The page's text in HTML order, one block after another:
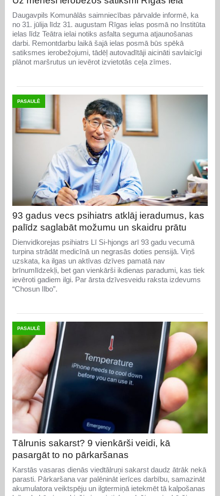
Daugavpils Komunālās saimniecības pārvalde informē, ka
no 31. jūlija līdz 31. augustam Rīgas ielas posmā no Institūta
ielas līdz Teātra ielai notiks asfalta seguma atjaunošanas
darbi. Remontdarbu laikā šajā ielas posmā būs spēkā
satiksmes ierobežojumi, tādēļ autovadītāji aicināti savlaicīgi
plānot maršrutus un ievērot izvietotās ceļa zīmes.
PASAULĒ
93 gadus vecs psihiatrs atklāj ieradumus, kas
palīdz saglabāt možumu un skaidru prātu
Dienvidkorejas psihiatrs Lī Si-hjongs arī 93 gadu vecumā
turpina strādāt medicīnā un negrasās doties pensijā. Viņš
uzskata, ka ilgas un aktīvas dzīves pamatā nav
brīnumlīdzekļi, bet gan vienkārši ikdienas paradumi, kas tiek
ievēroti gadiem ilgi. Par ārsta dzīvesveidu raksta izdevums
“Chosun Ilbo”.
PASAULĒ
Tālrunis sakarst? 9 vienkārši veidi, kā
pasargāt to no pārkaršanas
Karstās vasaras dienās viedtālruņi sakarst daudz ātrāk nekā
parasti. Pārkaršana var palēnināt ierīces darbību, samazināt
akumulatora veiktspēju un ilgtermiņā ietekmēt tā kalpošanas